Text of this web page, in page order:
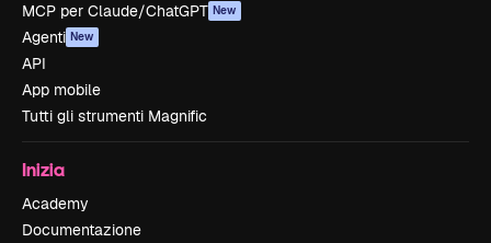
MCP per Claude/ChatGPT New
Agenti New
API
App mobile
Tutti gli strumenti Magnific
Inizia
Academy
Documentazione